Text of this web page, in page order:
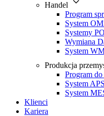
Handel
Program
System
Systemy
Wymiana
System
Produkcja
Program
System APS
System
Klienci
Kariera